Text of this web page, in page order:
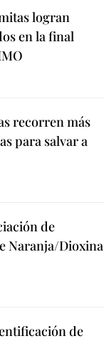
logran
en la final
recorren más
para salvar a
de
Naranja/Dioxina
de